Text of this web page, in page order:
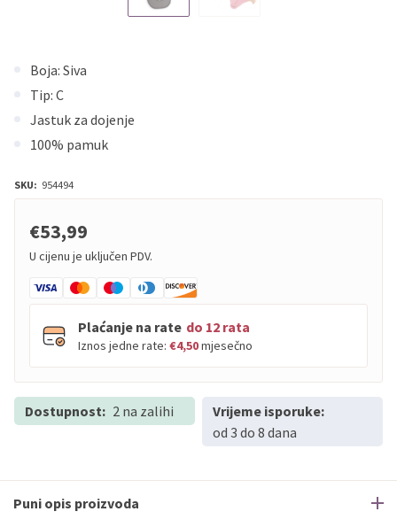
Boja: Siva
Tip: C
Jastuk za dojenje
100% pamuk
SKU: 954494
€53,99
U cijenu je uključen PDV.
Plaćanje na rate do 12 rata
Iznos jedne rate: €4,50mjesečno
PBZ do12
Visa Premium
Erste
Maestro do12rata
Erste
Dostupnost: 2 na zalihi
Vrijeme isporuke:
od 3 do 8 dana
Puni opis proizvoda